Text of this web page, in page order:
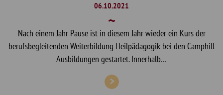
06.10.2021
Nach einem Jahr Pause ist in diesem Jahr wieder ein Kurs der
berufsbegleitenden Weiterbildung Heilpädagogik bei den Camphill
Ausbildungen gestartet. Innerhalb…